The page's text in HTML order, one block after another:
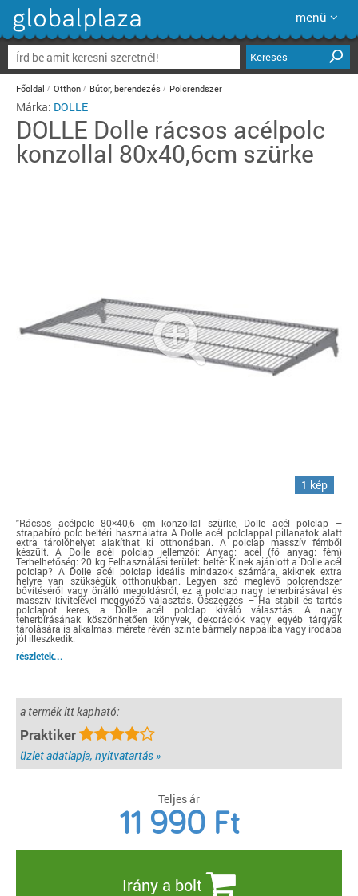
menü
Keresés
Főoldal Otthon Bútor, berendezés Polcrendszer
Márka: DOLLE
DOLLE Dolle rácsos acélpolc
konzollal 80x40,6cm szürke
1 kép
"Rácsos acélpolc 80×40,6 cm konzollal szürke, Dolle acél polclap –
strapabíró polc beltéri használatra A Dolle acél polclappal pillanatok alatt
extra tárolóhelyet alakíthat ki otthonában. A polclap masszív fémből
készült. A Dolle acél polclap jellemzői: Anyag: acél (fő anyag: fém)
Terhelhetőség: 20 kg Felhasználási terület: beltér Kinek ajánlott a Dolle acél
polclap? A Dolle acél polclap ideális mindazok számára, akiknek extra
helyre van szükségük otthonukban. Legyen szó meglévő polcrendszer
bővítéséről vagy önálló megoldásról, ez a polclap nagy teherbírásával és
masszív kivitelével meggyőző választás. Összegzés – Ha stabil és tartós
polclapot keres, a Dolle acél polclap kiváló választás. A nagy
teherbírásának köszönhetően könyvek, dekorációk vagy egyéb tárgyak
tárolására is alkalmas. mérete révén szinte bármely nappaliba vagy irodába
jól illeszkedik.
részletek...
a termék itt kapható:
Praktiker
üzlet adatlapja, nyitvatartás »
Teljes ár
11 990 Ft
Irány a bolt